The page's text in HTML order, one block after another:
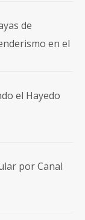
de
en el
el Hayedo
por Canal